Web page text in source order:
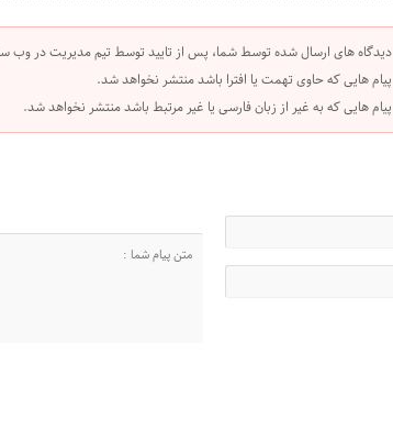
دیدگاه های ارسال شده توسط شما، پس از تایید توسط تیم مدیریت در وب
پیام هایی که حاوی تهمت یا افترا باشد منتشر نخواهد شد.
پیام هایی که به غیر از زبان فارسی یا غیر مرتبط باشد منتشر نخواهد شد.